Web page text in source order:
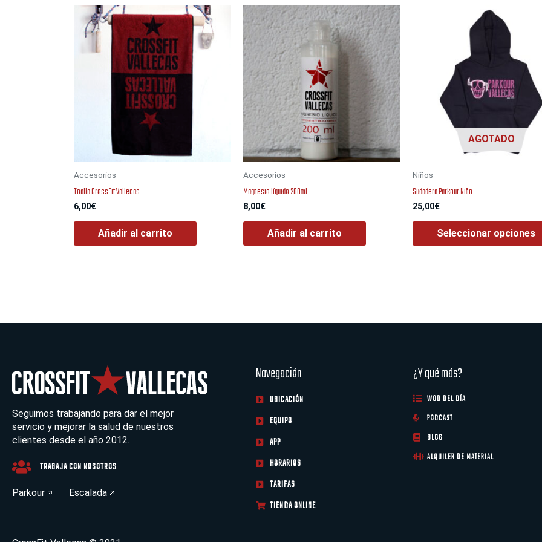
Accesorios
Toalla CrossFit Vallecas
6,00€
Añadir al carrito
Accesorios
Magnesio líquido 200ml
8,00€
Añadir al carrito
AGOTADO
Niños
Sudadera Parkour Niño
25,00€
Seleccionar opciones
Seguimos trabajando para dar el mejor
servicio y mejorar la salud de nuestros
clientes desde el año 2012.
TRABAJA CON NOSOTROS
Parkour Escalada
Navegación
UBICACIÓN
EQUIPO
APP
HORARIOS
TARIFAS
TIENDA ONLINE
¿Y qué más?
WOD DEL DÍA
PODCAST
BLOG
ALQUILER DE MATERIAL